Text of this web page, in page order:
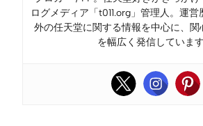
ログメディア「t011.org」管理人。運営
外の任天堂に関する情報を中心に、関
を幅広く発信しています